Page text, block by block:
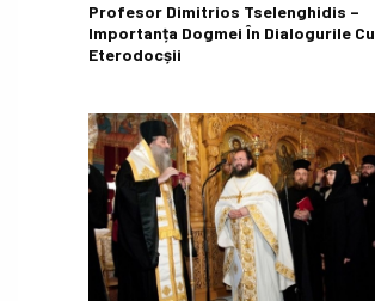
Profesor Dimitrios Tselenghidis –
Importanța Dogmei În Dialogurile Cu
Eterodocșii